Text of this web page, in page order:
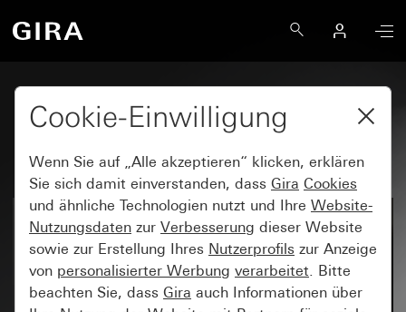
Gira System 70
Cookie-Einwilligung
Wenn Sie auf „Alle akzeptieren“ klicken, erklären
Sie sich damit einverstanden, dass Gira Cookies
und ähnliche Technologien nutzt und Ihre Website-
Nutzungsdaten zur Verbesserung dieser Website
sowie zur Erstellung Ihres Nutzerprofils zur Anzeige
von personalisierter Werbung verarbeitet. Bitte
beachten Sie, dass Gira auch Informationen über